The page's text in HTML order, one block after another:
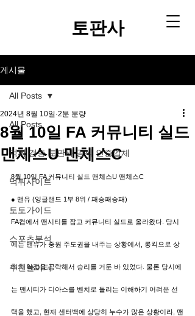
토판사​
게시물
All Posts
먹튀 검증 토판사 공식 인증업체
먹튀사이트
토토가이드
스포츠분석
추천놀이터
All Posts
8월 10일 FA 커뮤니티 실드
맨체스U 맨체스C
2024년 8월 10일 2분 분량
8월 10일 FA 커뮤니티 실드 맨체스U 맨체스C
● 맨유 (잉글랜드 1부 8위 / 패승패승패)
FA컵에서 맨시티를 잡고 커뮤니티 실드로 올라왔다. 당시
에는 맨유가 중원 주도권을 내주는 상황에서, 롱킥으로 상
대의 약점을 공략해서 승리를 거둔 바 있었다. 물론 당시에
는 맨시티가 디아스를 벤치로 돌리는 이해하기 어려운 선
택을 했고, 현재 센터백에 상당히 누수가 많은 상황이라, 맨